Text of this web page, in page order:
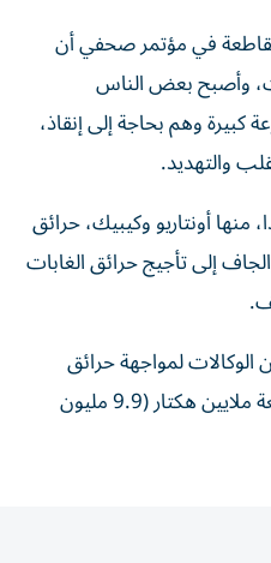
في مؤتمر صحفي أن
وأصبح بعض الناس
وهم بحاجة إلى إنقاذ،
والتهديد.
أونتاريو وكيبيك، حرائق
إلى تأجيج حرائق الغابات
الوكالات لمواجهة حرائق
الغابات أن النيران أتت على أربعة ملايين هكتار (9.9 مليون